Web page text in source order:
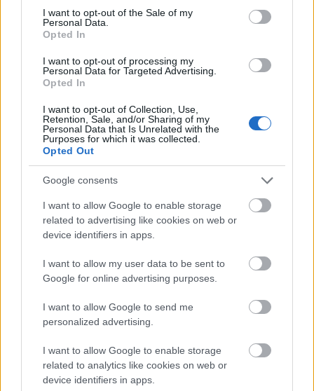
consent section.
I want to opt-out of the Sale of my
Personal Data.
Opted In
I want to opt-out of processing my
Personal Data for Targeted Advertising.
Opted In
I want to opt-out of Collection, Use,
Retention, Sale, and/or Sharing of my
Personal Data that Is Unrelated with the
Purposes for which it was collected.
Opted Out
Google consents
I want to allow Google to enable storage
related to advertising like cookies on web or
device identifiers in apps.
I want to allow my user data to be sent to
Google for online advertising purposes.
I want to allow Google to send me
personalized advertising.
I want to allow Google to enable storage
related to analytics like cookies on web or
device identifiers in apps.
A customizable modal perfect for newsletters
[mc4wp_form id="496"]